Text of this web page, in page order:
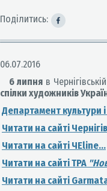
Поділитись:
06.07.2016
6 липняв
спілки художників
Департамент культури і
Читати на сайті
Читати на сайті ЧЕline...
Читати на сайті ТРА
Читати на сайті